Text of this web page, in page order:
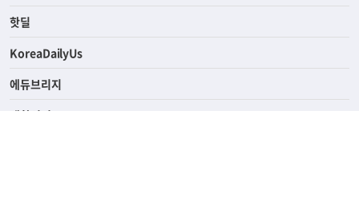
핫딜
KoreaDailyUs
에듀브리지
생활영어